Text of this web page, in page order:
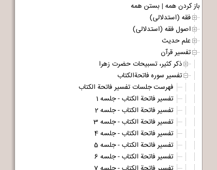
باز کردن همه | بستن همه
فقه (استدلالی)
اصول فقه (استدلالی)
علم حدیث
تفسیر قرآن
ذکر کثیر، تسبیحات حضرت زهرا
تفسیر سوره فاتحةالکتاب
فهرست جلسات تفسیر فاتحة الکتاب
تفسیر فاتحة الکتاب - جلسه 1
تفسیر فاتحة الکتاب - جلسه 2
تفسیر فاتحة الکتاب - جلسه 3
تفسیر فاتحة الکتاب - جلسه 4
تفسیر فاتحة الکتاب - جلسه 5
تفسیر فاتحة الکتاب - جلسه 6